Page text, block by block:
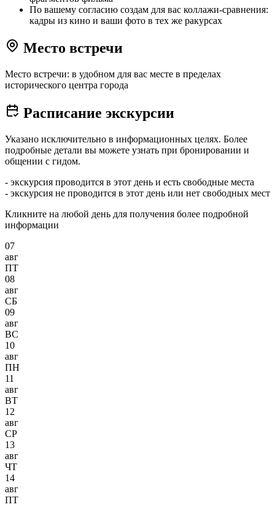
По вашему согласию создам для вас коллажи-сравнения:
кадры из кино и ваши фото в тех же ракурсах
Место встречи
Место встречи: в удобном для вас месте в пределах
исторического центра города
Расписание экскурсии
Указано исключительно в информационных целях. Более
подробные детали вы можете узнать при бронировании и
общении с гидом.
- экскурсия проводится в этот день и есть свободные места
- экскурсия не проводится в этот день или нет свободных мест
Кликните на любой день для получения более подробной
информации
07
авг
ПТ
08
авг
СБ
09
авг
ВС
10
авг
ПН
11
авг
ВТ
12
авг
СР
13
авг
ЧТ
14
авг
ПТ